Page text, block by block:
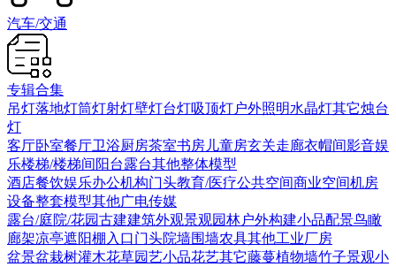
汽车/交通
专辑合集
吊灯落地灯筒灯射灯壁灯台灯吸顶灯户外照明水晶灯其它烛台
灯
客厅卧室餐厅卫浴厨房茶室书房 儿童房玄关走廊衣帽间影音娱
乐楼梯/楼梯间 阳台露台其他整体模型
酒店餐饮娱乐办公机构门头教育/医疗公共空间商业空间机房
设备整套模型其他广电传媒
露台/庭院/花园古建建筑外观景观园林户外构建小品配景鸟瞰
廊架凉亭遮阳棚 入口门头院墙围墙农具其他工业厂房
盆景盆栽树灌木花草园艺小品花艺其它藤蔓植物墙竹子景观小